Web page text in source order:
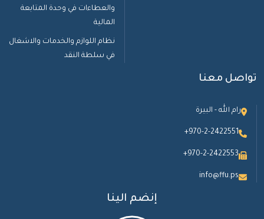
والعطاءات في وحدة المتابعة
المالية
نظام اللوازم والخدمات والاشغال
في سلطة النقد
تواصل معنا
رام الله - البيرة
+970-2-2422551
+970-2-2422553
info@ffu.ps
إنضم الينا